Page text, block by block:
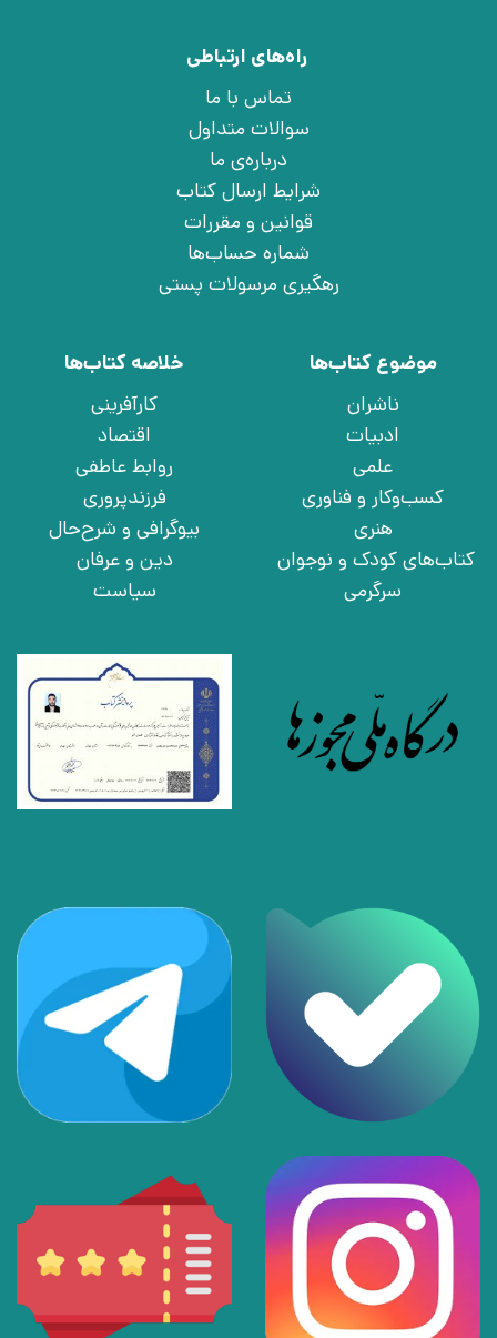
راه‌های ارتباطی
تماس با ما
سوالات متداول
درباره‌ی ما
شرایط ارسال کتاب
قوانین و مقررات
شماره حساب‌ها
رهگیری مرسولات پستی
موضوع کتاب‌ها
ناشران
ادبیات
علمی
کسب‌وکار و فناوری
هنری
کتاب‌های کودک و نوجوان
سرگرمی
خلاصه کتاب‌ها
کارآفرینی
اقتصاد
روابط عاطفی
فرزندپروری
بیوگرافی و شرح‌حال
دین و عرفان
سیاست